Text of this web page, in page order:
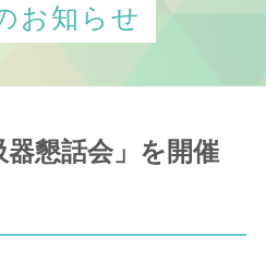
お知らせ
器懇話会」を開催